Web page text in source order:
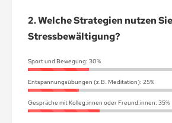
2.Welche Strategien nutzen
Stressbewältigung?
Sport und Bewegung: 30%
Entspannungsübungen (z.B. Meditation): 25%
Gespräche mit Kolleg:innen oder Freund:innen: 35%